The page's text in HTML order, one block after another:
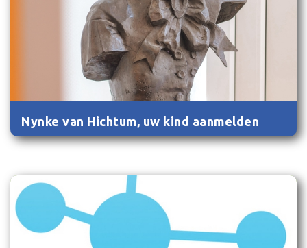
Nynke van Hichtum, uw kind aanmelden